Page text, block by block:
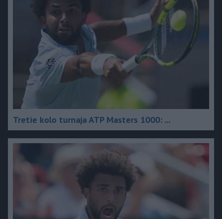
Tretie kolo turnaja ATP Masters 1000: ...